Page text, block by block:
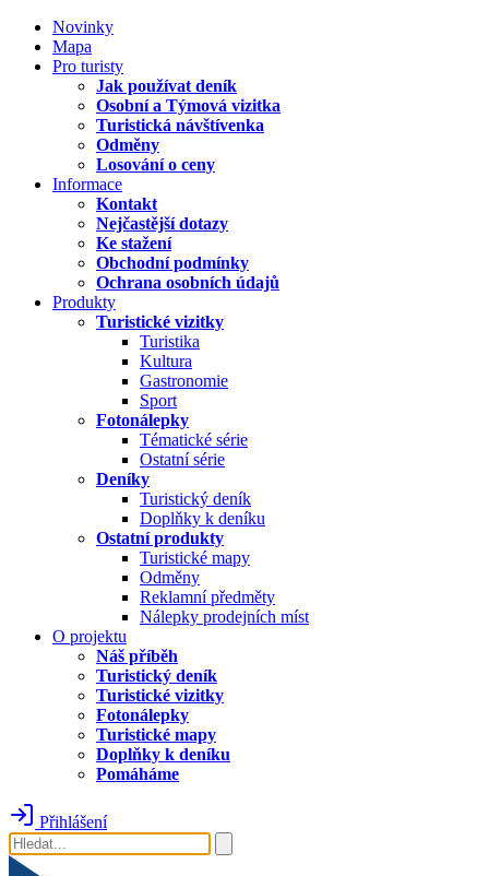
Novinky
Mapa
Pro turisty
Jak používat deník
Osobní a Týmová vizitka
Turistická návštívenka
Odměny
Losování o ceny
Informace
Kontakt
Nejčastější dotazy
Ke stažení
Obchodní podmínky
Ochrana osobních údajů
Produkty
Turistické vizitky
Turistika
Kultura
Gastronomie
Sport
Fotonálepky
Tématické série
Ostatní série
Deníky
Turistický deník
Doplňky k deníku
Ostatní produkty
Turistické mapy
Odměny
Reklamní předměty
Nálepky prodejních míst
O projektu
Náš příběh
Turistický deník
Turistické vizitky
Fotonálepky
Turistické mapy
Doplňky k deníku
Pomáháme
Přihlášení